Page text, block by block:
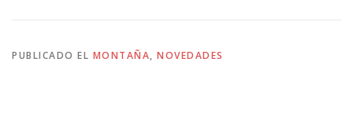
PUBLICADO EL MONTAÑA, NOVEDADES